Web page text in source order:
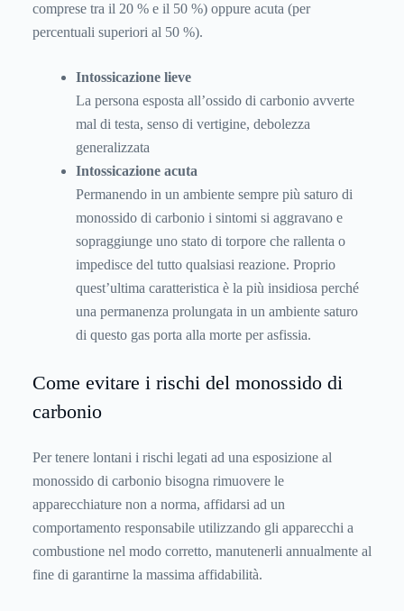
comprese tra il 20 % e il 50 %) oppure acuta (per
percentuali superiori al 50 %).
Intossicazione lieve
La persona esposta all’ossido di carbonio avverte
mal di testa, senso di vertigine, debolezza
generalizzata
Intossicazione acuta
Permanendo in un ambiente sempre più saturo di
monossido di carbonio i sintomi si aggravano e
sopraggiunge uno stato di torpore che rallenta o
impedisce del tutto qualsiasi reazione. Proprio
quest’ultima caratteristica è la più insidiosa perché
una permanenza prolungata in un ambiente saturo
di questo gas porta alla morte per asfissia.
Come evitare i rischi del monossido di
carbonio
Per tenere lontani i rischi legati ad una esposizione al
monossido di carbonio bisogna rimuovere le
apparecchiature non a norma, affidarsi ad un
comportamento responsabile utilizzando gli apparecchi a
combustione nel modo corretto, manutenerli annualmente al
fine di garantirne la massima affidabilità.